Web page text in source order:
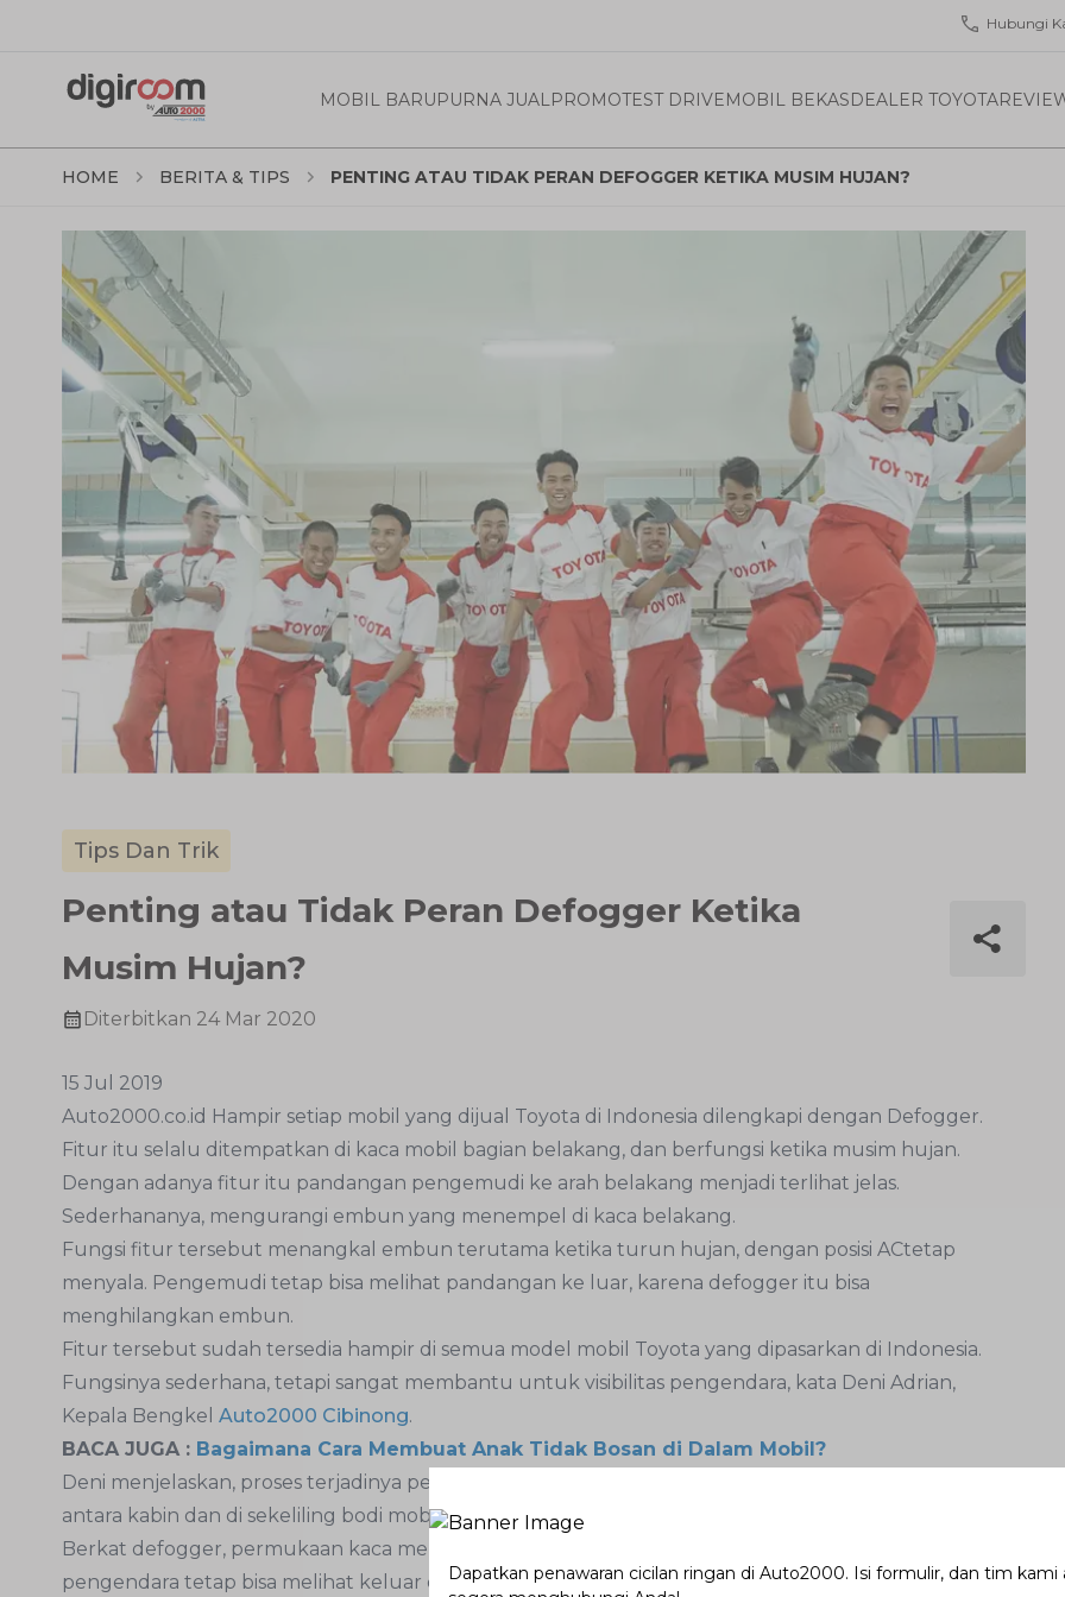
Hubungi
MOBIL BARUPURNA JUAL PROMOTEST DRIVEMOBIL BEKASDEALER TOYOTA
HOME BERITA & TIPS PENTING ATAU TIDAK PERAN DEFOGGER KETIKA MUSIM HUJAN?
Tips Dan Trik
Penting atau Tidak Peran Defogger Ketika
Musim Hujan?
Diterbitkan 24 Mar 2020
15 Jul 2019
Auto2000.co.id Hampir setiap mobil yang dijual Toyota di Indonesia dilengkapi dengan Defogger.
Fitur itu selalu ditempatkan di kaca mobil bagian belakang, dan berfungsi ketika musim hujan.
Dengan adanya fitur itu pandangan pengemudi ke arah belakang menjadi terlihat jelas.
Sederhananya, mengurangi embun yang menempel di kaca belakang.
Fungsi fitur tersebut menangkal embun terutama ketika turun hujan, dengan posisi ACtetap
menyala. Pengemudi tetap bisa melihat pandangan ke luar, karena defogger itu bisa
menghilangkan embun.
Fitur tersebut sudah tersedia hampir di semua model mobil Toyota yang dipasarkan di Indonesia.
Fungsinya sederhana, tetapi sangat membantu untuk visibilitas pengendara, kata Deni Adrian,
Kepala Bengkel Auto2000 Cibinong.
BACA JUGA : Bagaimana Cara Membuat Anak Tidak Bosan di Dalam Mobil?
Deni menjelaskan, proses terjadinya pengembunan pada kaca karena adanya perbedaan suhu
antara kabin dan di sekeliling bodi mobil alias lingkungan sekitar.
Berkat defogger, permukaan kaca menjadi panas, sehingga tidak akan timbul embun dan
pengendara tetap bisa melihat keluar dengan jelas. Jadi fungsinya sangat jelas dan berguna buat
Dapatkan penawaran cicilan ringan di Auto2000. Isi formulir, dan tim kami